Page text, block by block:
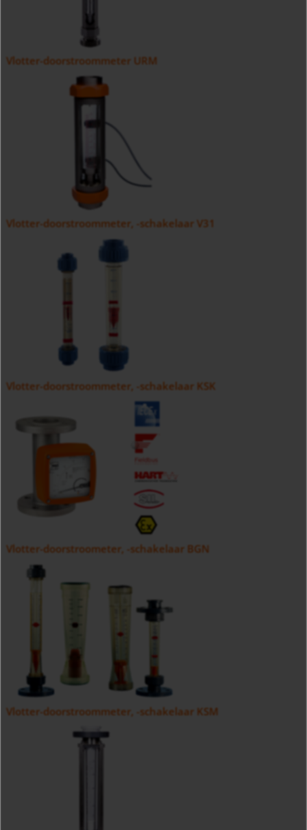
Vlotter-doorstroommeter URM
Vlotter-doorstroommeter, -schakelaar V31
Vlotter-doorstroommeter, -schakelaar KSK
Vlotter-doorstroometer, -schakelaar BGN
Vlotter-doorstroommeter, -schakelaar KSM